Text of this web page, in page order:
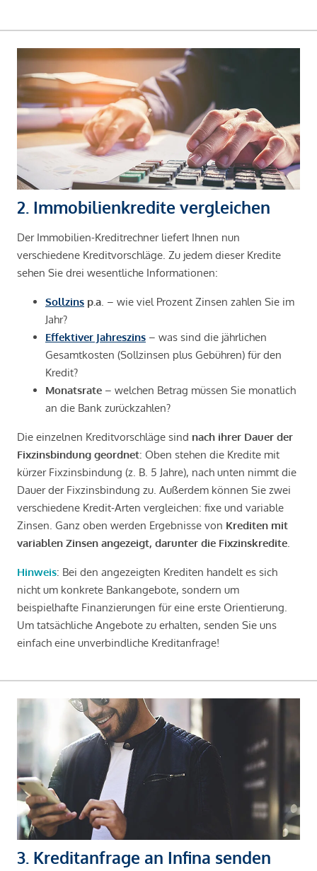
2. Immobilienkredite vergleichen
Der Immobilien-Kreditrechner liefert Ihnen nun
verschiedene Kreditvorschläge. Zu jedem dieser Kredite
sehen Sie drei wesentliche Informationen:
Sollzins p.a . – wie viel Prozent Zinsen zahlen Sie im
Jahr?
Effektiver Jahreszins – was sind die jährlichen
Gesamtkosten (Sollzinsen plus Gebühren) für den
Kredit?
Monatsrate – welchen Betrag müssen Sie monatlich
an die Bank zurückzahlen?
Die einzelnen Kreditvorschläge sind nach ihrer Dauer der
Fixzinsbindung geordnet: Oben stehen die Kredite mit
kürzer Fixzinsbindung (z. B. 5 Jahre), nach unten nimmt die
Dauer der Fixzinsbindung zu. Außerdem können Sie zwei
verschiedene Kredit-Arten vergleichen: fixe und variable
Zinsen. Ganz oben werden Ergebnisse von Krediten mit
variablen Zinsen angezeigt, darunter die Fixzinskredite
Hinweis: Bei den angezeigten Krediten handelt es sich
nicht um konkrete Bankangebote, sondern um
beispielhafte Finanzierungen für eine erste Orientierung.
Um tatsächliche Angebote zu erhalten, senden Sie uns
einfach eine unverbindliche Kreditanfrage!
3. Kreditanfrage an Infina senden